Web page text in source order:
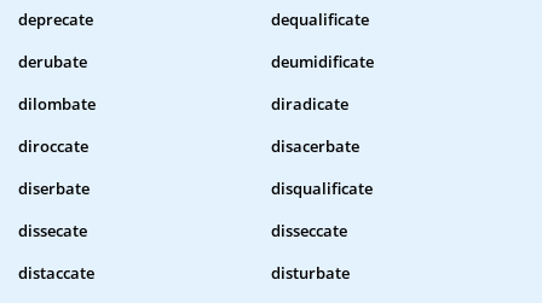
deprecate
dequalificate
derubate
deumidificate
dilombate
diradicate
diroccate
disacerbate
diserbate
disqualificate
dissecate
disseccate
distaccate
disturbate